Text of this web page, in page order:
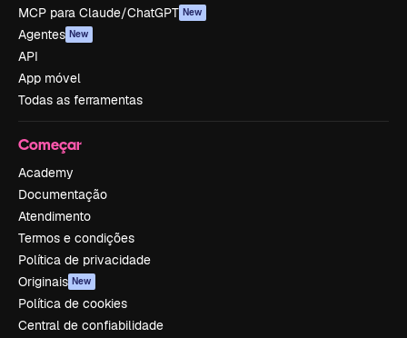
MCP para Claude/ChatGPT New
Agentes New
API
App móvel
Todas as ferramentas
Começar
Academy
Documentação
Atendimento
Termos e condições
Política de privacidade
Originais New
Política de cookies
Central de confiabilidade